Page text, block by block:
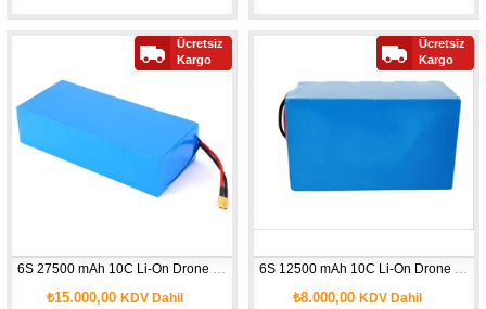
₺15.000,00KDV Dahil
Ücretsiz
Kargo
₺8.000,00 KDV Dahil
Ücretsiz
Kargo